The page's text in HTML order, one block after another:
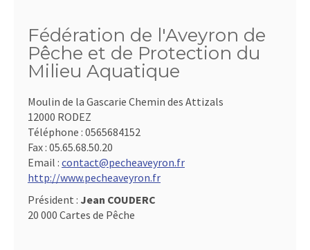
Fédération de l'Aveyron de
Pêche et de Protection du
Milieu Aquatique
Moulin de la Gascarie Chemin des Attizals
12000 RODEZ
Téléphone : 0565684152
Fax : 05.65.68.50.20
Email : contact@pecheaveyron.fr
http://www.pecheaveyron.fr
Président : Jean COUDERC
20 000 Cartes de Pêche